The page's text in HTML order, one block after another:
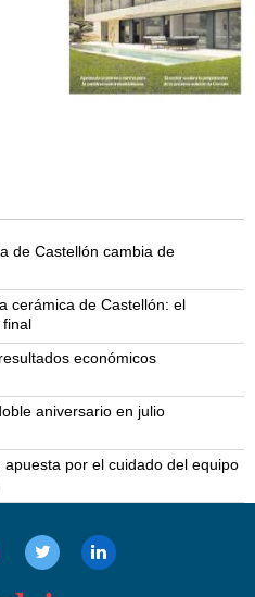
de Castellón cambia de
cerámica de Castellón: el
económicos
aniversario en julio
por el cuidado del equipo